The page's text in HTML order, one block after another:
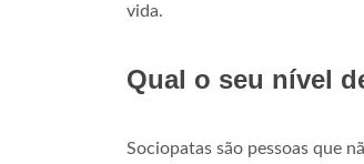
vida.
Qual o seu nível
Sociopatas são pessoas que